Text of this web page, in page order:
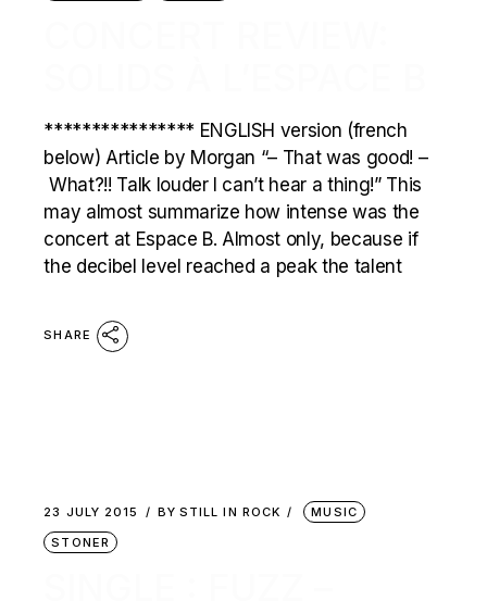
**************** ENGLISH version (french
below) Article by Morgan “– That was good! –
What?!! Talk louder I can’t hear a thing!” This
may almost summarize how intense was the
concert at Espace B. Almost only, because if
the decibel level reached a peak the talent
SHARE
23 JULY 2015 BY STILL IN ROCK
MUSIC
STONER